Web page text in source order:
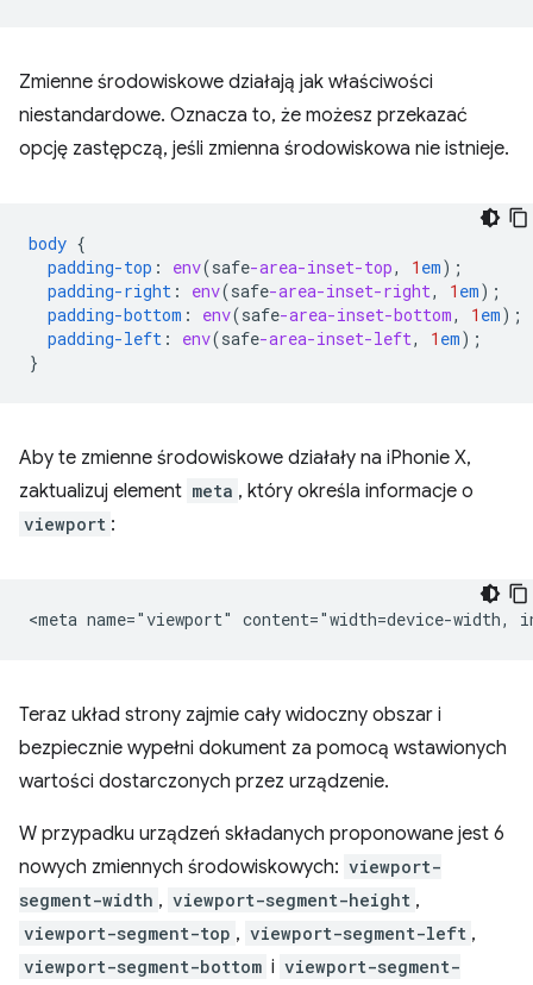
Zmienne środowiskowe działają jak właściwości
niestandardowe. Oznacza to, że możesz przekazać
opcję zastępczą, jeśli zmienna środowiskowa nie istnieje.
body {
padding-top : env(safe-area-inset-top, 1 em);
padding-right : env(safe-area-inset-right, 1 em);
padding-bottom : env(safe-area-inset-bottom, 1 em);
padding-left : env(safe-area-inset-left, 1 em);
}
Aby te zmienne środowiskowe działały na iPhonie X,
zaktualizuj element meta , który określa informacje o
viewport :
Teraz układ strony zajmie cały widoczny obszar i
bezpiecznie wypełni dokument za pomocą wstawionych
wartości dostarczonych przez urządzenie.
W przypadku urządzeń składanych proponowane jest 6
nowych zmiennych środowiskowych: viewport-
segment-width , viewport-segment-height ,
viewport-segment-top , viewport-segment-left ,
viewport-segment-bottom i viewport-segment-